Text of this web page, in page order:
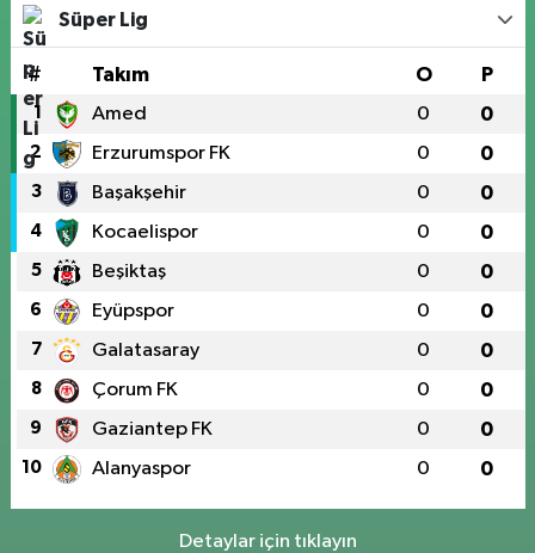
Süper Lig
# Takım O P
1 Amed 0 0
2 Erzurumspor FK 0 0
3 Başakşehir 0 0
4 Kocaelispor 0 0
5 Beşiktaş 0 0
6 Eyüpspor 0 0
7 Galatasaray 0 0
8 Çorum FK 0 0
9 Gaziantep FK 0 0
10 Alanyaspor 0 0
Detaylar için tıklayın